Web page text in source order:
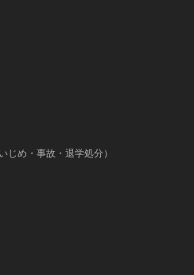
じめ・事故・退学処分）